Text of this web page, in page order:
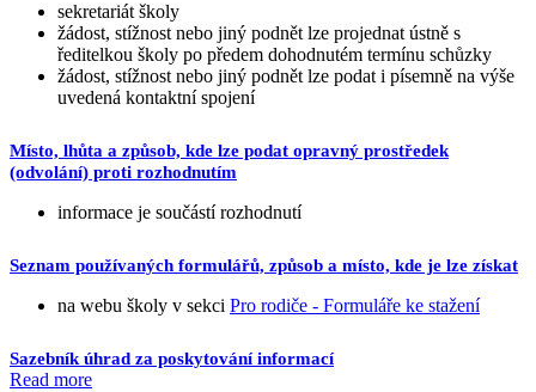
sekretariát školy
žádost, stížnost nebo jiný podnět lze projednat ústně s
ředitelkou školy po předem dohodnutém termínu schůzky
žádost, stížnost nebo jiný podnět lze podat i písemně na výše
uvedená kontaktní spojení
Místo, lhůta a způsob, kde lze podat opravný prostředek
(odvolání) proti rozhodnutím
informace je součástí rozhodnutí
Seznam používaných formulářů, způsob a místo, kde je lze získat
na webu školy v sekci Pro rodiče - Formuláře ke stažení
Sazebník úhrad za poskytování informací
Read more